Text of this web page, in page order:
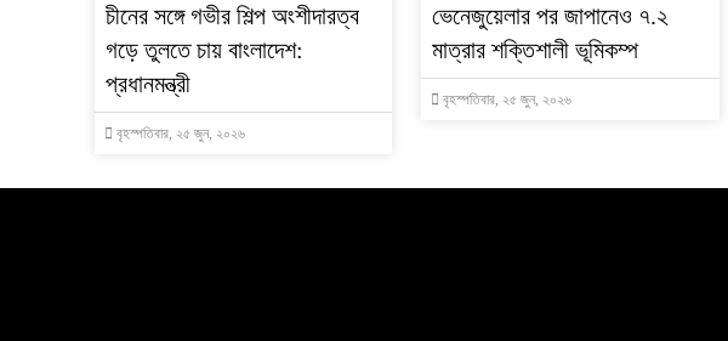
চীনের সঙ্গে গভীর শিল্প অংশীদারত্ব
গড়ে তুলতে চায় বাংলাদেশ:
প্রধানমন্ত্রী
বৃহস্পতিবার, ২৫ জুন, ২০২৬
ভেনেজুয়েলার পর জাপানেও ৭.২
মাত্রার শক্তিশালী ভূমিকম্প
বৃহস্পতিবার, ২৫ জুন, ২০২৬